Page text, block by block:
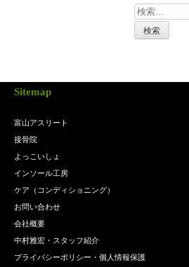
検
索:
Sitemap
富山アスリート
接骨院
よっこいしょ
インソール工房
ケア（コンディショニング）
お問い合わせ
会社概要
中村雅宏・スタッフ紹介
プライバシーポリシー・個人情報保護